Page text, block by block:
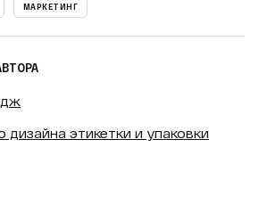
МАРКЕТИНГ
дизайна этикетки и упаковки